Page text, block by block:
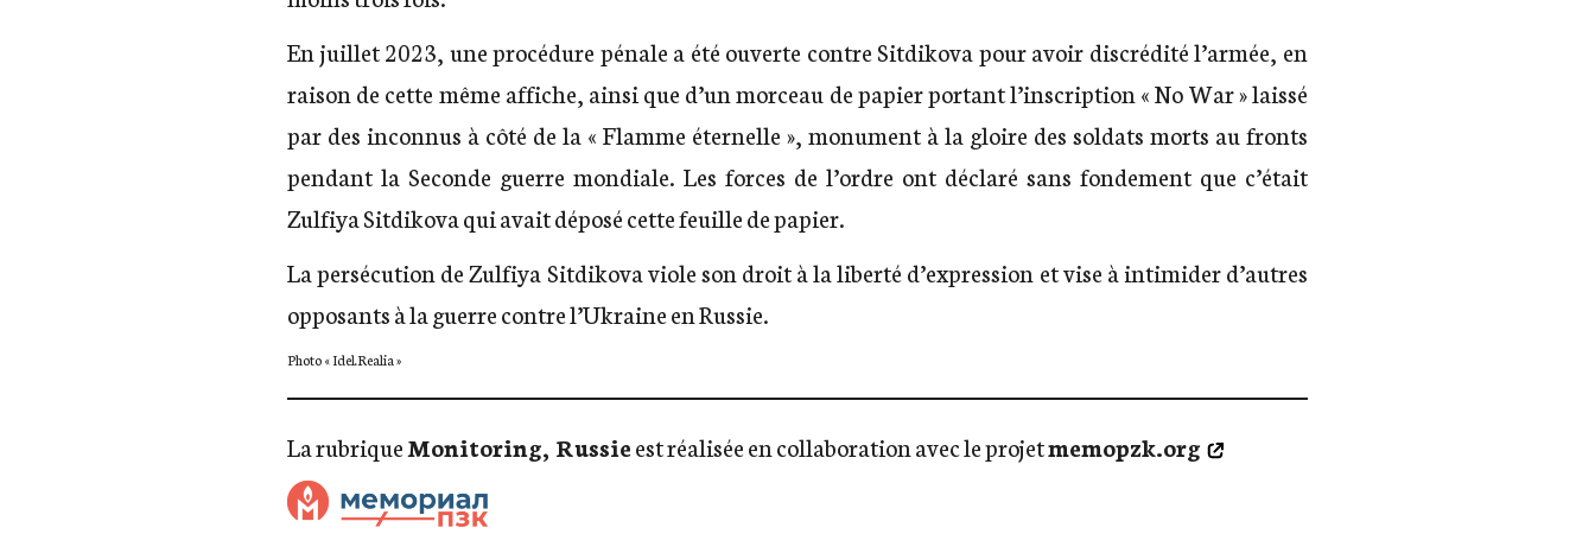
En juillet 2023, une procédure pénale a été ouverte contre Sitdikova pour avoir discrédité l’armée, en
raison de cette même affiche, ainsi que d’un morceau de papier portant l’inscription « No War » laissé
par des inconnus à côté de la « Flamme éternelle », monument à la gloire des soldats morts au fronts
pendant la Seconde guerre mondiale. Les forces de l’ordre ont déclaré sans fondement que c’était
Zulfiya Sitdikova qui avait déposé cette feuille de papier.
La persécution de Zulfiya Sitdikova viole son droit à la liberté d’expression et vise à intimider d’autres
opposants à la guerre contre l’Ukraine en Russie.
Photo « Idel.Realia »
La rubriqueMonitoring, Russieest réalisée en collaboration avec le projetmemopzk.org